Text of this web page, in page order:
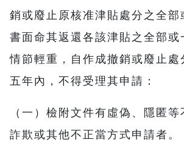
銷或廢止原核准津貼處分之全部
書面命其返還各該津貼之全部或
情節輕重，自作成撤銷或廢止處
五年內，不得受理其申請：
（一）檢附文件有虛偽、隱匿
詐欺或其他不正當方式申請者。